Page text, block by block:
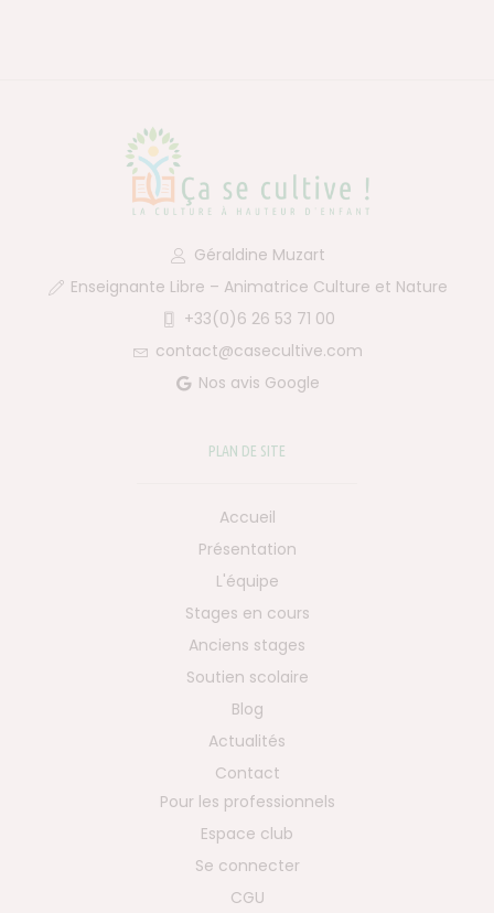
Géraldine Muzart
Enseignante Libre – Animatrice Culture et Nature
+33(0)6 26 53 71 00
contact@casecultive.com
Nos avis Google
PLAN DE SITE
Accueil
Présentation
L'équipe
Stages en cours
Anciens stages
Soutien scolaire
Blog
Actualités
Contact
Pour les professionnels
Espace club
Se connecter
CGU